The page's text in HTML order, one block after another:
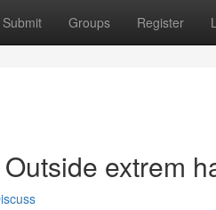
Submit Groups Register
extrem